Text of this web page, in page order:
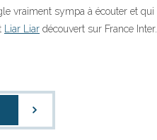
vraiment sympa à écouter et
Liar Liar découvert sur France